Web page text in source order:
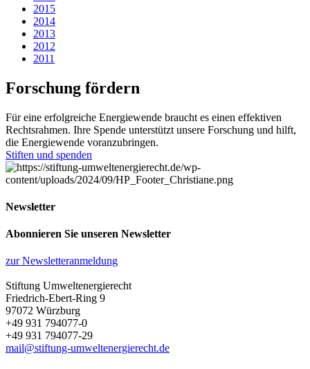
2015
2014
2013
2012
2011
Forschung fördern
Für eine erfolgreiche Energiewende braucht es einen effektiven
Rechtsrahmen. Ihre Spende unterstützt unsere Forschung und hilft,
die Energiewende voranzubringen.
Stiften und spenden
Newsletter
Abonnieren Sie unseren Newsletter
zur Newsletteranmeldung
Stiftung Umweltenergierecht
Friedrich-Ebert-Ring 9
97072 Würzburg
+49 931 794077-0
+49 931 794077-29
mail@stiftung-umweltenergierecht.de